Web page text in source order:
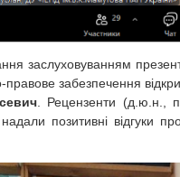
заслуховуванням
забезпечення
. Рецензенти (д.ю.н.,
позитивні відгуки